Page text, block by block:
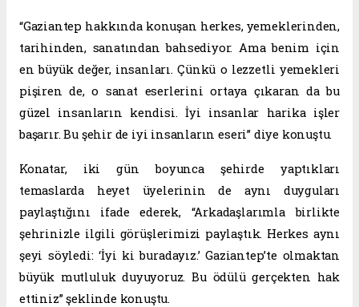
“Gaziantep hakkında konuşan herkes, yemeklerinden,
tarihinden, sanatından bahsediyor. Ama benim için
en büyük değer, insanları. Çünkü o lezzetli yemekleri
pişiren de, o sanat eserlerini ortaya çıkaran da bu
güzel insanların kendisi. İyi insanlar harika işler
başarır. Bu şehir de iyi insanların eseri” diye konuştu.
Konatar, iki gün boyunca şehirde yaptıkları
temaslarda heyet üyelerinin de aynı duyguları
paylaştığını ifade ederek, “Arkadaşlarımla birlikte
şehrinizle ilgili görüşlerimizi paylaştık. Herkes aynı
şeyi söyledi: ‘İyi ki buradayız.’ Gaziantep’te olmaktan
büyük mutluluk duyuyoruz. Bu ödülü gerçekten hak
ettiniz” şeklinde konuştu.